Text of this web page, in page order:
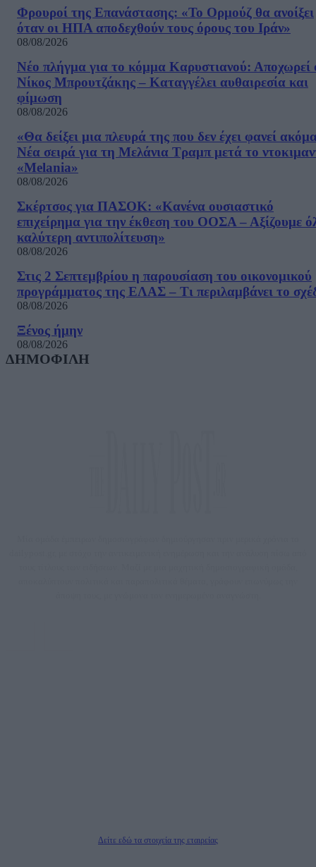
Φρουροί της Επανάστασης: «Το Ορμούζ θα ανοίξει
όταν οι ΗΠΑ αποδεχθούν τους όρους του Ιράν»
08/08/2026
Νέο πλήγμα για το κόμμα Καρυστιανού: Αποχωρεί
Νίκος Μπρουτζάκης – Καταγγέλει αυθαιρεσία και
φίμωση
08/08/2026
«Θα δείξει μια πλευρά της που δεν έχει φανεί
Νέα σειρά για τη Μελάνια Τραμπ μετά το
«Melania»
08/08/2026
Σκέρτσος για ΠΑΣΟΚ: «Κανένα ουσιαστικό
επιχείρημα για την έκθεση του ΟΟΣΑ – Αξίζουμε
καλύτερη αντιπολίτευση»
08/08/2026
Στις 2 Σεπτεμβρίου η παρουσίαση του οικονομικού
προγράμματος της ΕΛΑΣ – Τι περιλαμβάνει το
08/08/2026
Ξένος ήμην
08/08/2026
ΔΗΜΟΦΙΛΗ
Δείτε εδώ τα στοιχεία της εταιρείας